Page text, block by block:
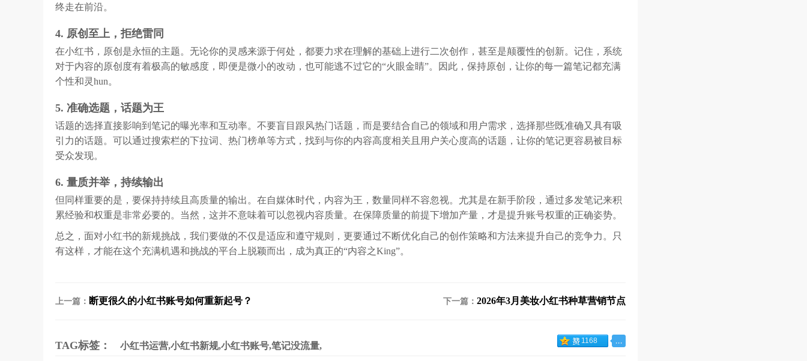
终走在前沿。
4. 原创至上，拒绝雷同
在小红书，原创是永恒的主题。无论你的灵感来源于何处，都要力求在理解的基础上进行二次创作，甚至是颠覆性的创新。记住，系统
对于内容的原创度有着极高的敏感度，即便是微小的改动，也可能逃不过它的“火眼金睛”。因此，保持原创，让你的每一篇笔记都充满
个性和灵hun。
5. 准确选题，话题为王
话题的选择直接影响到笔记的曝光率和互动率。不要盲目跟风热门话题，而是要结合自己的领域和用户需求，选择那些既准确又具有吸
引力的话题。可以通过搜索栏的下拉词、热门榜单等方式，找到与你的内容高度相关且用户关心度高的话题，让你的笔记更容易被目标
受众发现。
6. 量质并举，持续输出
但同样重要的是，要保持持续且高质量的输出。在自媒体时代，内容为王，数量同样不容忽视。尤其是在新手阶段，通过多发笔记来积
累经验和权重是非常必要的。当然，这并不意味着可以忽视内容质量。在保障质量的前提下增加产量，才是提升账号权重的正确姿势。
总之，面对小红书的新规挑战，我们要做的不仅是适应和遵守规则，更要通过不断优化自己的创作策略和方法来提升自己的竞争力。只
有这样，才能在这个充满机遇和挑战的平台上脱颖而出，成为真正的“内容之King”。
上一篇： 断更很久的小红书账号如何重新起号？ 下一篇： 2026年3月美妆小红书种草营销节点
TAG标签： 小红书运营,小红书新规,小红书账号,笔记没流量, 1168